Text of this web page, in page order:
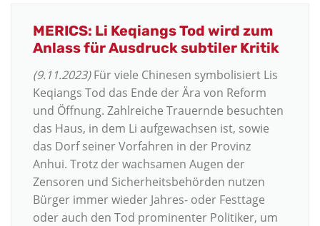
MERICS: Li Keqiangs Tod wird zum
Anlass für Ausdruck subtiler Kritik
(9.11.2023)Für viele Chinesen symbolisiert Lis
Keqiangs Tod das Ende der Ära von Reform
und Öffnung. Zahlreiche Trauernde besuchten
das Haus, in dem Li aufgewachsen ist, sowie
das Dorf seiner Vorfahren in der Provinz
Anhui. Trotz der wachsamen Augen der
Zensoren und Sicherheitsbehörden nutzen
Bürger immer wieder Jahres- oder Festtage
oder auch den Tod prominenter Politiker, um